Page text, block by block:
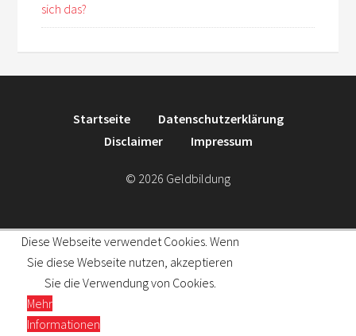
sich das?
Startseite
Datenschutzerklärung
Disclaimer
Impressum
© 2026 Geldbildung
Diese Webseite verwendet Cookies. Wenn
Sie diese Webseite nutzen, akzeptieren
Sie die Verwendung von Cookies.
Mehr
Informationen